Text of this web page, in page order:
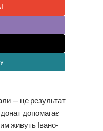
— це результат
допомагає
живуть Івано-